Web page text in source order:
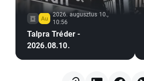
2026. augusztus 10.,
10:56
Talpra Tréder -
2026.08.10.